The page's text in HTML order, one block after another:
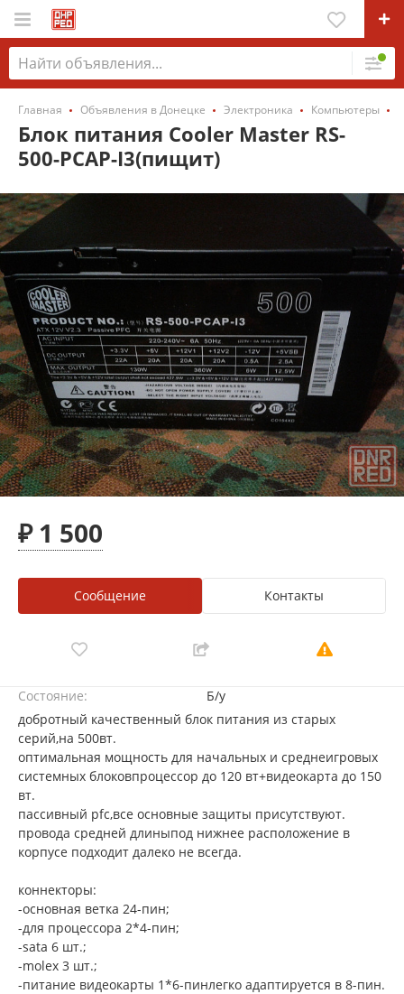
Главная Объявления в Донецке Электроника Компьютеры
Блок питания Cooler Master RS-
500-PCAP-I3(пищит)
₽ 1 500
Сообщение Контакты
Состояние:
Б/у
добротный качественный блок питания из старых
серий,на 500вт.
оптимальная мощность для начальных и среднеигровых
системных блоковпроцессор до 120 вт+видеокарта до 150
вт.
пассивный pfc,все основные защиты присутствуют.
провода средней длиныпод нижнее расположение в
корпусе подходит далеко не всегда.
коннекторы:
-основная ветка 24-пин;
-для процессора 2*4-пин;
-sata 6 шт.;
-molex 3 шт.;
-питание видеокарты 1*6-пинлегко адаптируется в 8-пин.